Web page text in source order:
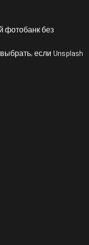
фотобанк без
если Unsplash